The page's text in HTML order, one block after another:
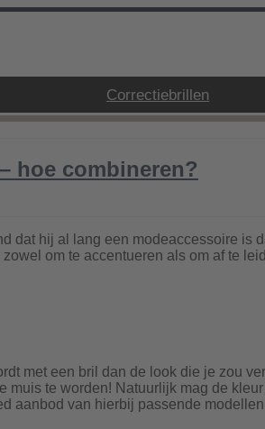
Correctiebrillen
hoe combineren?
dat hij al lang een modeaccessoire is
om te accentueren als om af te
met een bril dan de look die je zou
muis te worden! Natuurlijk mag de
aanbod van hierbij passende